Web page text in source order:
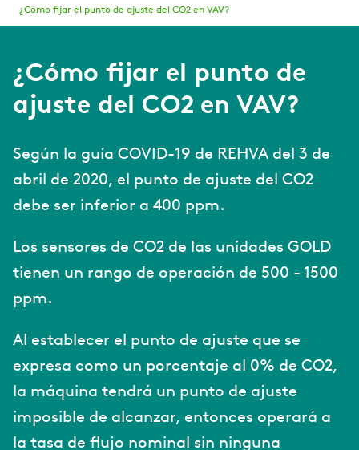
¿Cómo fijar el punto de ajuste del CO2 en VAV?
¿Cómo fijar el punto de
ajuste del CO2 en VAV?
Según la guía COVID-19 de REHVA del 3 de
abril de 2020, el punto de ajuste del CO2
debe ser inferior a 400 ppm.
Los sensores de CO2 de las unidades GOLD
tienen un rango de operación de 500 - 1500
ppm.
Al establecer el punto de ajuste que se
expresa como un porcentaje al 0% de CO2,
la máquina tendrá un punto de ajuste
imposible de alcanzar, entonces operará a
la tasa de flujo nominal sin ninguna